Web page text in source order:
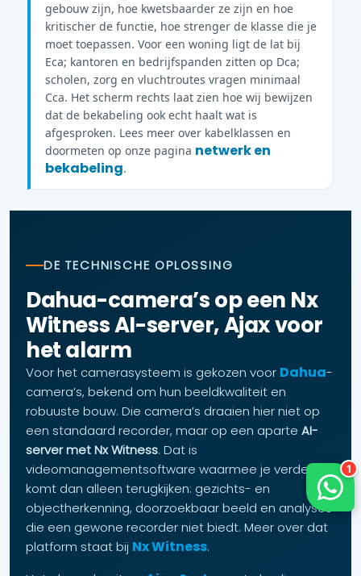
gebouw zijn, hoe kwetsbaarder ze zijn en hoe
kritischer de functie, hoe strenger de klasse die je
moet toepassen. Voor een woning ligt de lat bij
Eca; kantoren en bedrijfspanden zitten op Dca;
scholen, zorg en vluchtroutes vragen minimaal
Cca. Het scherm rechts laat zien hoe wij bewijzen
dat de bekabeling ook echt haalt wat is
afgesproken. Lees meer over kabelklassen en
doormeten op onze pagina netwerk en
bekabeling.
DE TECHNISCHE OPLOSSING
Dahua-camera’s op een Nx
Witness AI-server, Ajax voor
het alarm
Voor het camerasysteem is gekozen voor Dahua-
camera’s, bekend om hun beeldkwaliteit en
robuuste bouw. Die camera’s draaien hier niet op
een standaard recorder, maar op een aparte AI-
server met Nx Witness. Dat is
videomanagementsoftware waarmee je verder
komt dan alleen terugkijken: gezichts- en
objectherkenning, doorzoekbaar beeld en analyses
die een gewone recorder niet biedt. Meer over dat
platform staat bij Nx Witness.